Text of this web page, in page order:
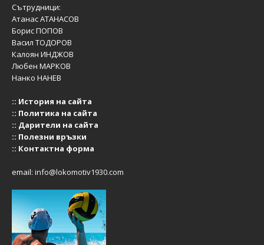
Сътрудници:
Атанас АТАНАСОВ
Борис ПОПОВ
Васил ТОДОРОВ
Калоян ИНДЖОВ
Любен МАРКОВ
Нанко НАНЕВ
:: История на сайта
:: Политика на сайта
:: Дарители на сайта
:: Полезни връзки
:: Контактна форма
email: info@lokomotiv1930.com